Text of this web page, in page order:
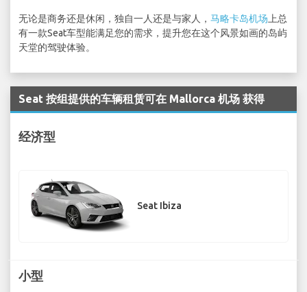
无论是商务还是休闲，独自一人还是与家人， 马略卡岛机场 上总
有一款Seat车型能满足您的需求，提升您在这个风景如画的岛屿
天堂的驾驶体验。
Seat 按组提供的车辆租赁可在 Mallorca 机场 获得
经济型
Seat Ibiza
小型